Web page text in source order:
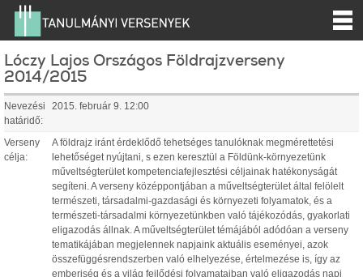
Lóczy Lajos Országos Földrajzverseny
2014/2015
Nevezési
határidő:
2015. február 9. 12:00
Verseny
célja:
A földrajz iránt érdeklődő tehetséges tanulóknak megmérettetési
lehetőséget nyújtani, s ezen keresztül a Földünk-környezetünk
műveltségterület kompetenciafejlesztési céljainak hatékonyságát
segíteni. A verseny középpontjában a műveltségterület által felölelt
természeti, társadalmi-gazdasági és környezeti folyamatok, és a
természeti-társadalmi környezetünkben való tájékozódás, gyakorlati
eligazodás állnak. A műveltségterület témájából adódóan a verseny
tematikájában megjelennek napjaink aktuális eseményei, azok
összefüggésrendszerben való elhelyezése, értelmezése is, így az
emberiség és a világ fejlődési folyamataiban való eligazodás napi